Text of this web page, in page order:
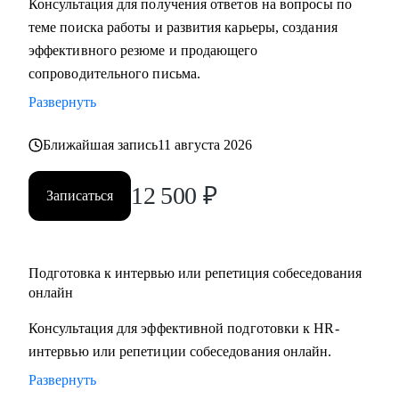
• Подготовлю вас к собеседованию и дам практические
рекомендации для успешного ведения сложных
в карьере, которая принесет вам максимальную
реализацию и доход
Разработаю быструю и эффективную стратегию поиска
новой работы
стали лучшим кандидатом в команде
• Разработаю личный пошаговый план (дорожную карту)
для быстрого и успешного перехода на новую, более
проверенные методики для преодоления выгорания и
Консультация для получения ответов на вопросы по
теме поиска работы и развития карьеры, создания
эффективного резюме и продающего
сопроводительного письма.
Развернуть
Ближайшая запись11 августа 2026
Записаться 12 500 ₽
Подготовка к интервью или репетиция собеседования
онлайн
Консультация для эффективной подготовки к HR-
интервью или репетиции собеседования онлайн.
Развернуть